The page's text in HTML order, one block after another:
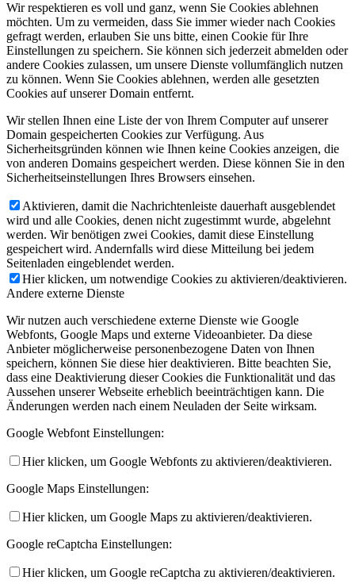
Wir respektieren es voll und ganz, wenn Sie Cookies ablehnen
möchten. Um zu vermeiden, dass Sie immer wieder nach Cookies
gefragt werden, erlauben Sie uns bitte, einen Cookie für Ihre
Einstellungen zu speichern. Sie können sich jederzeit abmelden oder
andere Cookies zulassen, um unsere Dienste vollumfänglich nutzen
zu können. Wenn Sie Cookies ablehnen, werden alle gesetzten
Cookies auf unserer Domain entfernt.
Wir stellen Ihnen eine Liste der von Ihrem Computer auf unserer
Domain gespeicherten Cookies zur Verfügung. Aus
Sicherheitsgründen können wie Ihnen keine Cookies anzeigen, die
von anderen Domains gespeichert werden. Diese können Sie in den
Sicherheitseinstellungen Ihres Browsers einsehen.
Aktivieren, damit die Nachrichtenleiste dauerhaft ausgeblendet
wird und alle Cookies, denen nicht zugestimmt wurde, abgelehnt
werden. Wir benötigen zwei Cookies, damit diese Einstellung
gespeichert wird. Andernfalls wird diese Mitteilung bei jedem
Seitenladen eingeblendet werden.
Hier klicken, um notwendige Cookies zu aktivieren/deaktivieren.
Andere externe Dienste
Wir nutzen auch verschiedene externe Dienste wie Google
Webfonts, Google Maps und externe Videoanbieter. Da diese
Anbieter möglicherweise personenbezogene Daten von Ihnen
speichern, können Sie diese hier deaktivieren. Bitte beachten Sie,
dass eine Deaktivierung dieser Cookies die Funktionalität und das
Aussehen unserer Webseite erheblich beeinträchtigen kann. Die
Änderungen werden nach einem Neuladen der Seite wirksam.
Google Webfont Einstellungen:
Hier klicken, um Google Webfonts zu aktivieren/deaktivieren.
Google Maps Einstellungen:
Hier klicken, um Google Maps zu aktivieren/deaktivieren.
Google reCaptcha Einstellungen:
Hier klicken, um Google reCaptcha zu aktivieren/deaktivieren.